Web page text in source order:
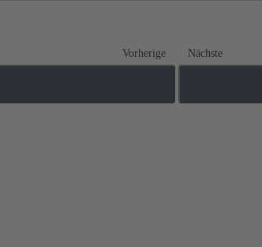
Vorherige Nächste